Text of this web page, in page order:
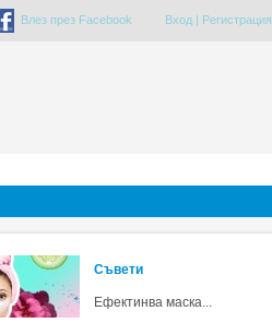
Влез през Facebook Вход| Регистрация
Съвети
Ефектинва маска...